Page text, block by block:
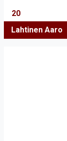
20
Lahtinen Aaro